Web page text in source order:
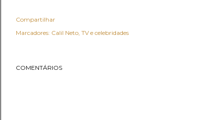
Compartilhar
Marcadores: Calil Neto TV e celebridades
COMENTÁRIOS